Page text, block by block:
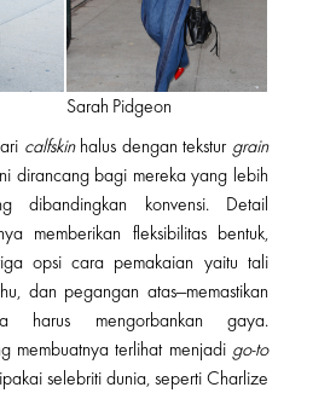
Sarah Pidgeon
calfskin halus dengan tekstur grain
dirancang bagi mereka yang lebih
dibandingkan konvensi. Detail
memberikan fleksibilitas bentuk,
opsi cara pemakaian yaitu tali
dan pegangan atas—memastikan
harus mengorbankan gaya.
membuatnya terlihat menjadi go-to
selebriti dunia, seperti Charlize